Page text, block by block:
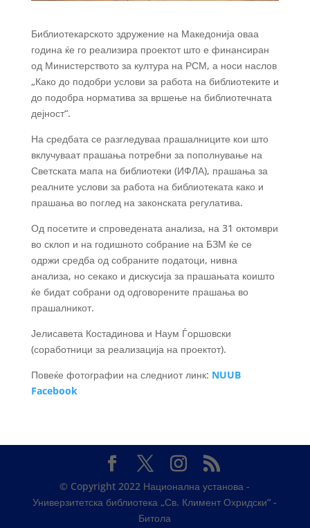
Библиотекарското здружение на Македонија оваа
година ќе го реализира проектот што е финансиран
од Министерството за култура на РСМ, а носи наслов
„Како до подобри услови за работа на библиотеките и
до подобра норматива за вршење на библиотечната
дејност“.
На средбата се разгледуваа прашалниците кои што
вклучуваат прашања потребни за пополнување на
Светската мапа на библиотеки (ИФЛА), прашања за
реалните услови за работа на библиотеката како и
прашања во поглед на законската регулатива.
Од посетите и спроведената анализа, на 31 октомври
во склоп и на годишното собрание на БЗМ ќе се
одржи средба од собраните податоци, нивна
анализа, но секако и дискусија за прашањата коишто
ќе бидат собрани од одговорените прашања во
прашалникот.
Јелисавета Костадинова и Наум Ѓоршовски
(соработници за реализација на проектот).
Повеќе фотографии на следниот линк: NUUB
Facebook
© Copyright 2022 Национална установа -
Универзитетска библиотека „Св. Климент Охридски“ -
Битола